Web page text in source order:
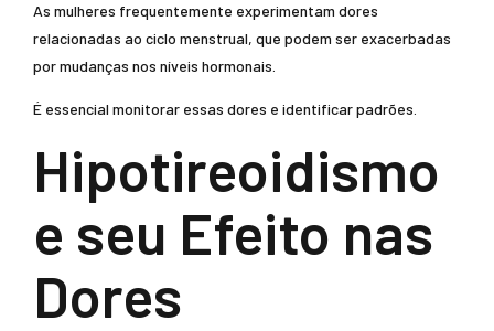
As mulheres frequentemente experimentam dores
relacionadas ao ciclo menstrual, que podem ser exacerbadas
por mudanças nos níveis hormonais.
É essencial monitorar essas dores e identificar padrões.
Hipotireoidismo
e seu Efeito nas
Dores